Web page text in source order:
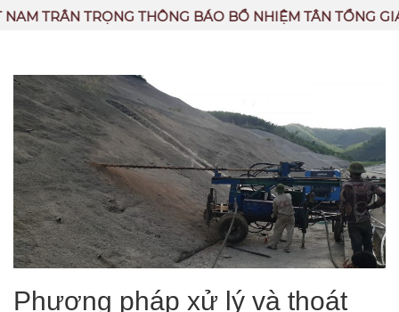
TRỌNG THÔNG BÁO BỔ NHIỆM TÂN TỔNG GIÁM
TÀI LIỆU THAM KHẢO
Phương pháp xử lý và thoát